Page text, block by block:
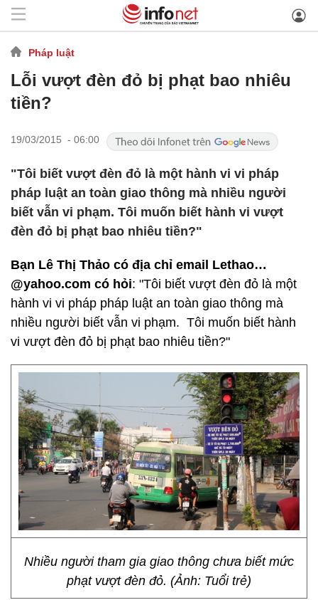
Pháp luật
Lỗi vượt đèn đỏ bị phạt bao nhiêu
tiền?
19/03/2015 - 06:00
"Tôi biết vượt đèn đỏ là một hành vi vi pháp
pháp luật an toàn giao thông mà nhiều người
biết vẫn vi phạm. Tôi muốn biết hành vi vượt
đèn đỏ bị phạt bao nhiêu tiền?"
Bạn Lê Thị Thảo có địa chỉ email Lethao…
@yahoo.com có hỏi: "Tôi biết vượt đèn đỏ là một
hành vi vi pháp pháp luật an toàn giao thông mà
nhiều người biết vẫn vi phạm. Tôi muốn biết hành
vi vượt đèn đỏ bị phạt bao nhiêu tiền?"
Nhiều người tham gia giao thông chưa biết mức
phạt vượt đèn đỏ. (Ảnh: Tuổi trẻ)